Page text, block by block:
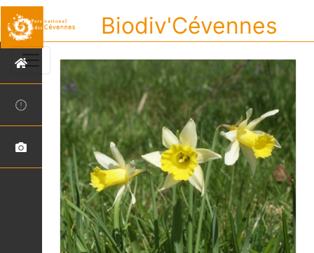
Biodiv'Cévennes